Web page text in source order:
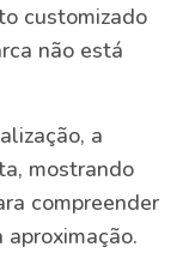
customizado
não está
a
mostrando
compreender